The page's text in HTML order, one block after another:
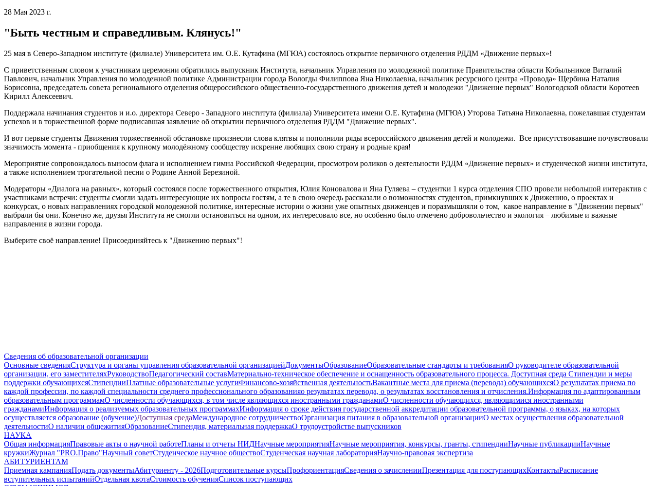
28 Мая 2023 г.
"Быть честным и справедливым. Клянусь!"
25 мая в Северо-Западном институте (филиале) Университета им. О.Е. Кутафина (МГЮА) состоялось открытие первичного отделения РДДМ «Движение первых»!
С приветственным словом к участникам церемонии обратились выпускник Института, начальник Управления по молодежной политике Правительства области Кобыльников Виталий
Павлович, начальник Управления по молодежной политике Администрации города Вологды Филиппова Яна Николаевна, начальник ресурсного центра «Провода» Щербина Наталия
Борисовна, председатель совета регионального отделения общероссийского общественно-государственного движения детей и молодежи "Движение первых" Вологодской области Коротеев
Кирилл Алексеевич.
Поддержала начинания студентов и и.о. директора Северо - Западного института (филиала) Университета имени О.Е. Кутафина (МГЮА) Уторова Татьяна Николаевна, пожелавшая студентам
успехов и в торжественной форме подписавшая заявление об открытии первичного отделения РДДМ "Движение первых".
И вот первые студенты Движения торжественной обстановке произнесли слова клятвы и пополнили ряды всероссийского движения детей и молодежи. Все присутствовавшие почувствовали
значимость момента - приобщения к крупному молодёжному сообществу искренне любящих свою страну и родные края!
Мероприятие сопровождалось выносом флага и исполнением гимна Российской Федерации, просмотром роликов о деятельности РДДМ «Движение первых» и студенческой жизни института,
а также исполнением трогательной песни о Родине Анной Березиной.
Модераторы «Диалога на равных», который состоялся после торжественного открытия, Юлия Коновалова и Яна Гуляева – студентки 1 курса отделения СПО провели небольшой интерактив с
участниками встречи: студенты смогли задать интересующие их вопросы гостям, а те в свою очередь рассказали о возможностях студентов, примкнувших к Движению, о проектах и
конкурсах, о новых направлениях городской молодежной политике, интересные истории о жизни уже опытных движенцев и поразмышляли о том, какое направление в "Движении первых"
выбрали бы они. Конечно же, друзья Института не смогли остановиться на одном, их интересовало все, но особенно было отмечено добровольчество и экология – любимые и важные
направления в жизни города.
Выберите своё направление! Присоединяйтесь к "Движению первых"!
Сведения об образовательной организации
Основные сведенияСтруктура и органы управления образовательной организациейДокументыОбразованиеОбразовательные стандарты и требованияО руководителе образовательной
организации, его заместителяхРуководствоПедагогический составМатериально-техническое обеспечение и оснащенность образовательного процесса. Доступная среда Стипендии и меры
поддержки обучающихсяСтипендииПлатные образовательные услугиФинансово-хозяйственная деятельностьВакантные места для приема (перевода) обучающихсяО результатах приема по
каждой профессии, по каждой специальности среднего профессионального образованияо результатах перевода, о результатах восстановления и отчисления.Информация по адаптированным
образовательным программамО численности обучающихся, в том числе являющихся иностранными гражданамиО численности обучающихся, являющимися иностранными
гражданамиИнформация о реализуемых образовательных программахИнформация о сроке действия государственной аккредитации образовательной программы, о языках, на которых
осуществляется образование (обучение)Доступная средаМеждународное сотрудничествоОрганизация питания в образовательной организацииО местах осуществления образовательной
деятельностиО наличии общежитияОбразованиеСтипендия, материальная поддержкаО трудоустройстве выпускников
НАУКА
Общая информацияПравовые акты о научной работеПланы и отчеты НИДНаучные мероприятияНаучные мероприятия, конкурсы, гранты, стипендииНаучные публикацииНаучные
кружкиЖурнал "PRO.Право"Научный советСтуденческое научное обществоСтуденческая научная лабораторияНаучно-правовая экспертиза
АБИТУРИЕНТАМ
Приемная кампанияПодать документыАбитуриенту - 2026Подготовительные курсыПрофориентацияСведения о зачисленииПрезентация для поступающихКонтактыРасписание
вступительных испытанийОтдельная квотаСтоимость обученияCписок поступающих